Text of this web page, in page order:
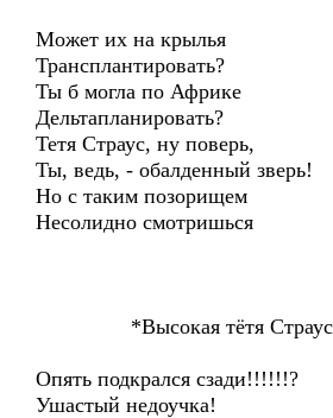
Может их на крылья
Трансплантировать?
Ты б могла по Африке
Дельтапланировать?
Тетя Страус, ну поверь,
Ты, ведь, - обалденный зверь!
Но с таким позорищем
Несолидно смотришься
*Высокая тётя
Опять подкрался сзади!!!!!!?
Ушастый недоучка!